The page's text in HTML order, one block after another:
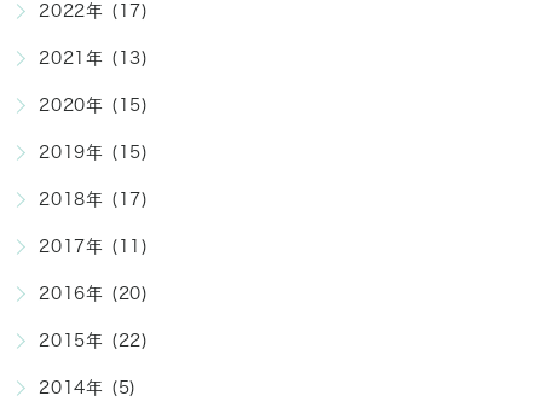
2022年 (17)
2021年 (13)
2020年 (15)
2019年 (15)
2018年 (17)
2017年 (11)
2016年 (20)
2015年 (22)
2014年 (5)